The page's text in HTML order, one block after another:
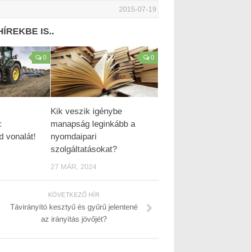
2015-07-19
IS..
0
vonalát!
0
Kik veszik igénybe
manapság leginkább a
nyomdaipari
szolgáltatásokat?
27 MÁR, 2024
KÖVETKEZŐ HÍR
Távirányító kesztyű és gyűrű jelentené
az irányítás jövőjét?